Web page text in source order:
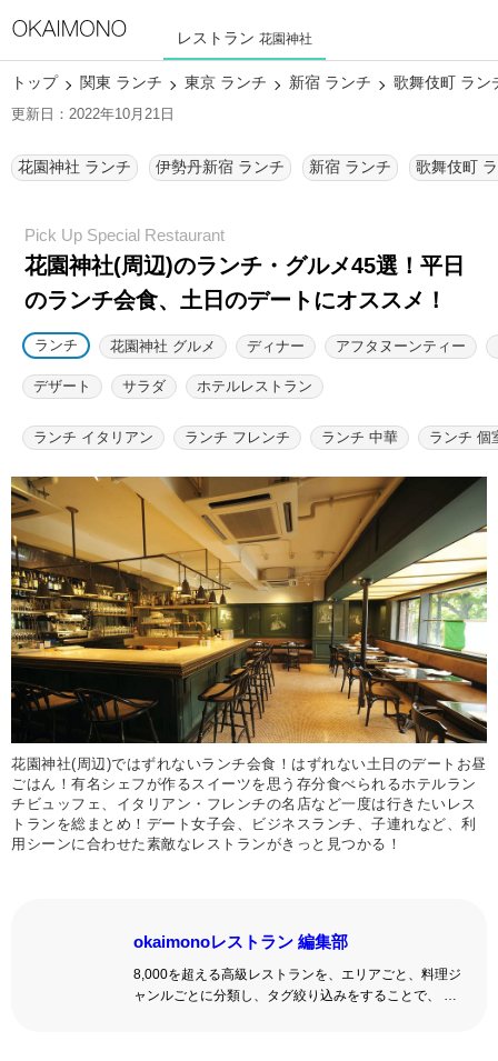
レストラン 花園神社
トップ 関東 ランチ 東京 ランチ 新宿 ランチ 歌舞伎町 ラン
更新日：2022年10月21日
花園神社 ランチ 伊勢丹新宿 ランチ 新宿 ランチ 歌舞伎町
花園神社(周辺)のランチ・グルメ45選！平日
のランチ会食、土日のデートにオススメ！
ランチ 花園神社 グルメ ディナー アフタヌーンティー
デザート サラダ ホテルレストラン
ランチ イタリアン ランチ フレンチ ランチ 中華 ランチ 個
花園神社(周辺)ではずれないランチ会食！はずれない土日のデートお昼
ごはん！有名シェフが作るスイーツを思う存分食べられるホテルラン
チビュッフェ、イタリアン・フレンチの名店など一度は行きたいレス
トランを総まとめ！デート女子会、ビジネスランチ、子連れなど、利
用シーンに合わせた素敵なレストランがきっと見つかる！
okaimonoレストラン 編集部
8,000を超える高級レストランを、エリアごと、料理ジ
ャンルごとに分類し、タグ絞り込みをすることで、 い